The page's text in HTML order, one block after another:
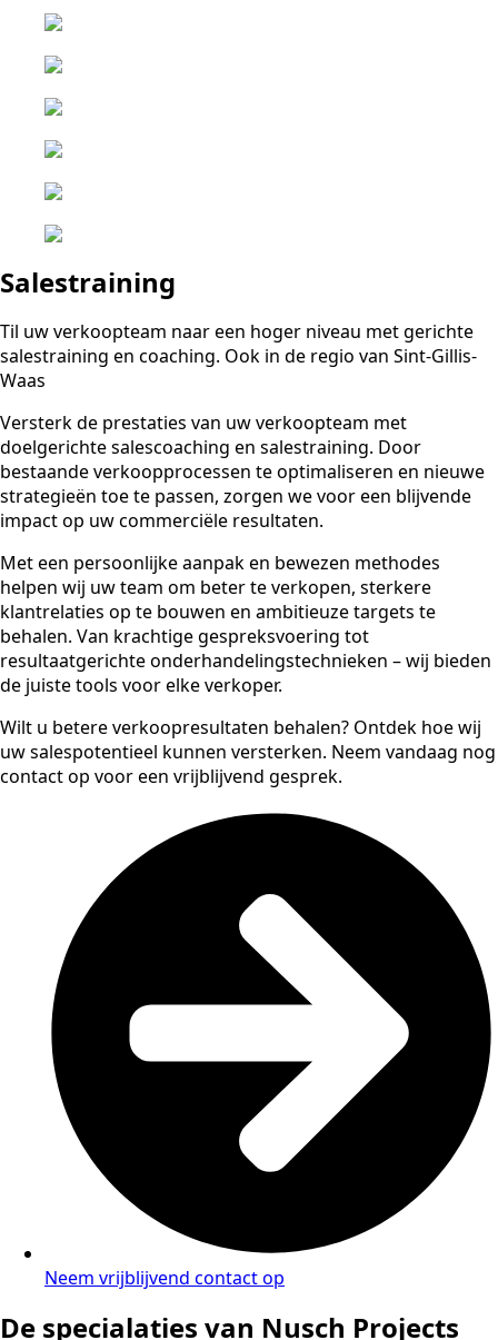
Salestraining
Til uw verkoopteam naar een hoger niveau met gerichte
salestraining en coaching. Ook in de regio van Sint-Gillis-
Waas
Versterk de prestaties van uw verkoopteam met
doelgerichte salescoaching en salestraining. Door
bestaande verkoopprocessen te optimaliseren en nieuwe
strategieën toe te passen, zorgen we voor een blijvende
impact op uw commerciële resultaten.
Met een persoonlijke aanpak en bewezen methodes
helpen wij uw team om beter te verkopen, sterkere
klantrelaties op te bouwen en ambitieuze targets te
behalen. Van krachtige gespreksvoering tot
resultaatgerichte onderhandelingstechnieken – wij bieden
de juiste tools voor elke verkoper.
Wilt u betere verkoopresultaten behalen? Ontdek hoe wij
uw salespotentieel kunnen versterken. Neem vandaag nog
contact op voor een vrijblijvend gesprek.
Neem vrijblijvend contact op
De specialaties van Nusch Projects